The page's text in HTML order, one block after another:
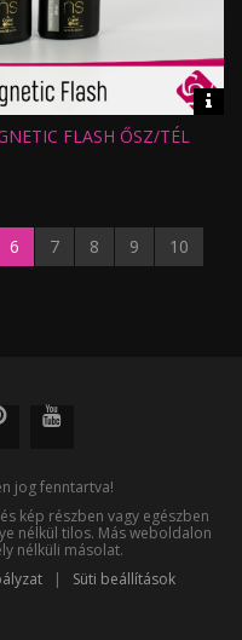
FLASH ŐSZ/TÉL
6 7 8 9
10
jog fenntartva!
kép részben vagy egészben
nélkül tilos. Más weboldalon
nélküli másolat.
| Süti beállítások